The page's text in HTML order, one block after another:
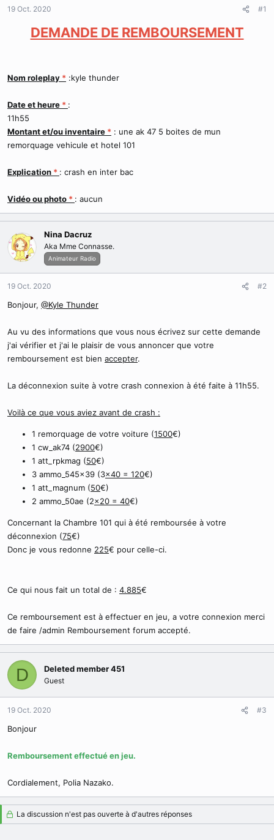
c
s
s
o
n
19 Oct. 2020 #1
DEMANDE DE REMBOURSEMENT
Nom roleplay * :kyle thunder
Date et heure * :
11h55
Montant et/ou inventaire * : une ak 47 5 boites de mun
remorquage vehicule et hotel 101
Explication * : crash en inter bac
Vidéo ou photo * : aucun
Nina Dacruz
Aka Mme Connasse.
Animateur Radio
19 Oct. 2020 #2
Bonjour, @Kyle Thunder
Au vu des informations que vous nous écrivez sur cette demande
j'ai vérifier et j'ai le plaisir de vous annoncer que votre
remboursement est bien accepter.
La déconnexion suite à votre crash connexion à été faite à 11h55.
Voilà ce que vous aviez avant de crash :
1 remorquage de votre voiture (1500€)
1 cw_ak74 (2900€)
1 att_rpkmag (50€)
3 ammo_545x39 (3x40 = 120€)
1 att_magnum (50€)
2 ammo_50ae (2x20 = 40€)
Concernant la Chambre 101 qui à été remboursée à votre
déconnexion (75€)
Donc je vous redonne 225€ pour celle-ci.
Ce qui nous fait un total de : 4.885€
Ce remboursement est à effectuer en jeu, a votre connexion merci
de faire /admin Remboursement forum accepté.
D Deleted member 451
Guest
19 Oct. 2020 #3
Bonjour
Remboursement effectué en jeu.
Cordialement, Polia Nazako.
La discussion n'est pas ouverte à d'autres réponses